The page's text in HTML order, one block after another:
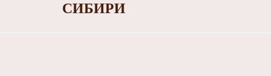
СИБИРИ